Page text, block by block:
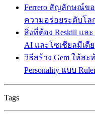
Ferrero สัญลักษณ์ข
ความอร่อยระดับโล
สิ่งที่ต้อง Reskill และ
AI และโซเชียลมีเดีย
วิธีสร้าง Gem ให้ส
Personality แบบ
Tags